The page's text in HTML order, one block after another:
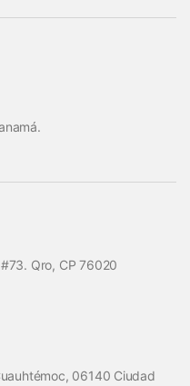
Qro, CP 76020
06140 Ciudad